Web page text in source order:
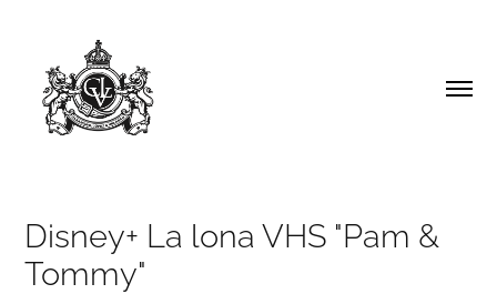
Disney+ La lona VHS "Pam &
Tommy"